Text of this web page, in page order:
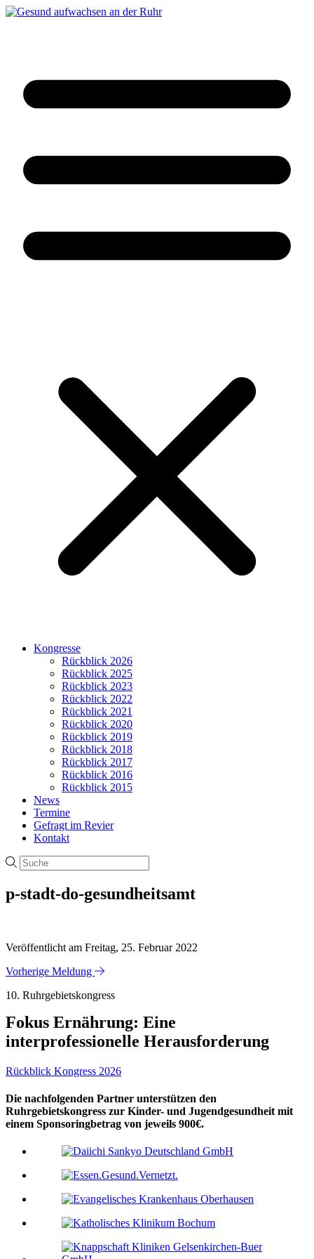
Kongresse
Rückblick 2026
Rückblick 2025
Rückblick 2023
Rückblick 2022
Rückblick 2021
Rückblick 2020
Rückblick 2019
Rückblick 2018
Rückblick 2017
Rückblick 2016
Rückblick 2015
News
Termine
Gefragt im Revier
Kontakt
p-stadt-do-gesundheitsamt
Veröffentlicht am Freitag, 25. Februar 2022
Vorherige Meldung
10. Ruhrgebietskongress
Fokus Ernährung: Eine
interprofessionelle Herausforderung
Rückblick Kongress 2026
Die nachfolgenden Partner unterstützen den
Ruhrgebietskongress zur Kinder- und Jugendgesundheit mit
einem Sponsoringbetrag von jeweils 900€.